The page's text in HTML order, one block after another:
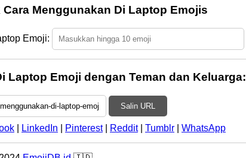
Menggunakan Di Laptop Emojis
Emoji:
Laptop Emoji dengan Teman dan Keluarga:
Salin URL
LinkedIn Pinterest| Reddit| Tumblr WhatsApp